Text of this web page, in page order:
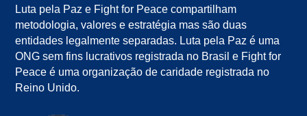
Luta pela Paz e Fight for Peace compartilham
metodologia, valores e estratégia mas são duas
entidades legalmente separadas. Luta pela Paz é uma
ONG sem fins lucrativos registrada no Brasil e Fight for
Peace é uma organização de caridade registrada no
Reino Unido.